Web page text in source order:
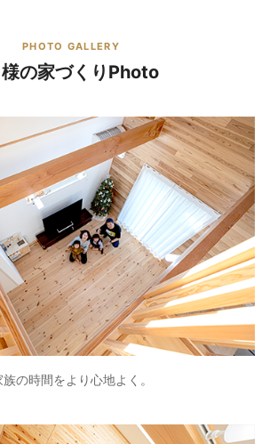
PHOTO GALLERY
様の家づくりPhoto
の時間をより心地よく。